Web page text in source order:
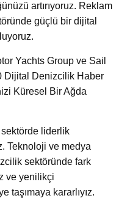
artırıyoruz. Reklam
güçlü bir dijital
Yachts Group ve Sail
Dijital Denizcilik Haber
Küresel Bir Ağda
liderlik
Teknoloji ve medya
sektöründe fark
ve yenilikçi
taşımaya kararlıyız.